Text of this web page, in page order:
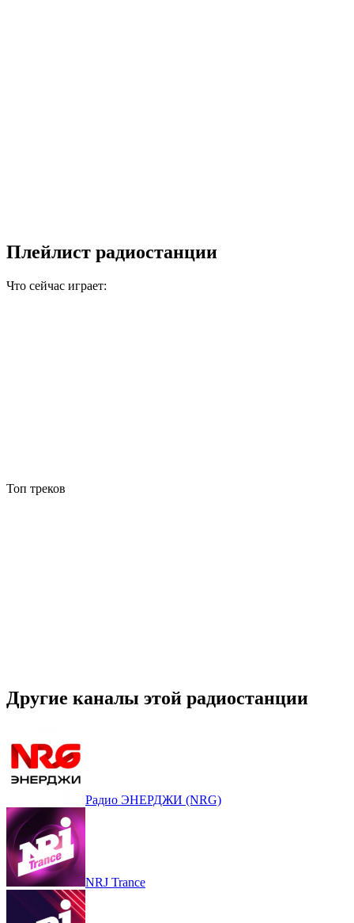
Плейлист радиостанции
Что сейчас играет:
Топ треков
Другие каналы этой радиостанции
Радио ЭНЕРДЖИ (NRG)
NRJ Trance